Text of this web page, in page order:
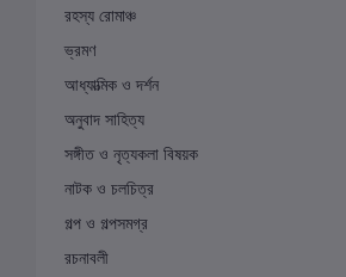
রহস্য রোমাঞ্চ
ভ্রমণ
আধ্যাত্মিক ও দর্শন
অনুবাদ সাহিত্য
সঙ্গীত ও নৃত্যকলা বিষয়ক
নাটক ও চলচিত্র
গল্প ও গল্পসমগ্র
রচনাবলী